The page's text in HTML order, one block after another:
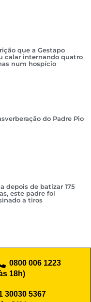
que a Gestapo
calar internando quatro
num hospício
do Padre Pio
depois de batizar 175
este padre foi
a tiros
0800 006 1223
18h)
30030 5367